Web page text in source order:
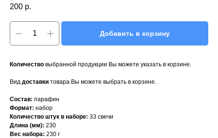
200 р.
Добавить в корзину
Количество выбранной продукции Вы можете указать в корзине.
Вид доставки товара Вы можете выбрать в корзине.
Состав: парафин
Формат: набор
Количество штук в наборе: 33 свечи
Длина (мм): 230
Вес набора: 230 г